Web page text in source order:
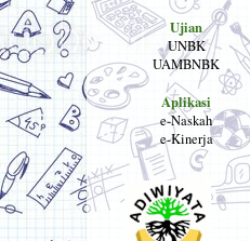
Ujian
UNBK
UAMBNBK
Aplikasi
e-Naskah
e-Kinerja